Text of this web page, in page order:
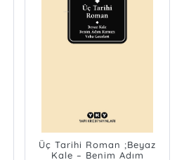
Üç Tarihi Roman ;Beyaz
Kale – Benim Adım